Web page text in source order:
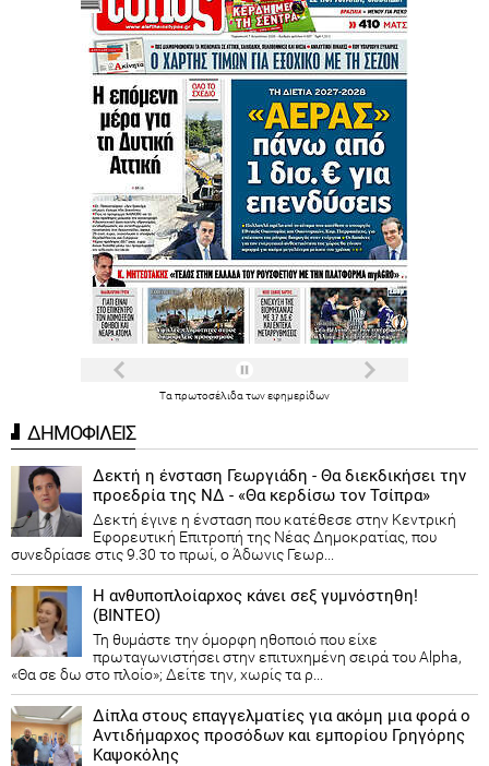
Τα πρωτοσέλιδα τωνεφημερίδων
ΔΗΜΟΦΙΛΕΙΣ
Δεκτή η ένσταση Γεωργιάδη - Θα διεκδικήσει την
προεδρία της ΝΔ - «Θα κερδίσω τον Τσίπρα»
Δεκτή έγινε η ένσταση που κατέθεσε στην Κεντρική
Εφορευτική Επιτροπή της Νέας Δημοκρατίας, που
συνεδρίασε στις 9.30 το πρωί, ο Άδωνις Γεωρ...
Η ανθυποπλοίαρχος κάνει σεξ γυμνόστηθη!
(ΒΙΝΤΕΟ)
Τη θυμάστε την όμορφη ηθοποιό που είχε
πρωταγωνιστήσει στην επιτυχημένη σειρά του Alpha,
«Θα σε δω στο πλοίο»; Δείτε την, χωρίς τα ρ...
Δίπλα στους επαγγελματίες για ακόμη μια φορά ο
Αντιδήμαρχος προσόδων και εμπορίου Γρηγόρης
Καψοκόλης